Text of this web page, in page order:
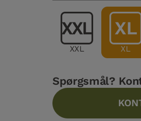
XXL XL
Spørgsmål?